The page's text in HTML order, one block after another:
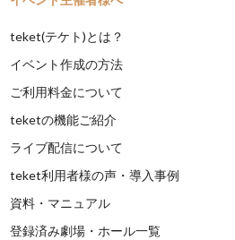
teket(テケト)とは？
イベント作成の方法
ご利用料金について
teketの機能ご紹介
ライブ配信について
teket利用者様の声・導入事例
資料・マニュアル
登録済み劇場・ホール一覧